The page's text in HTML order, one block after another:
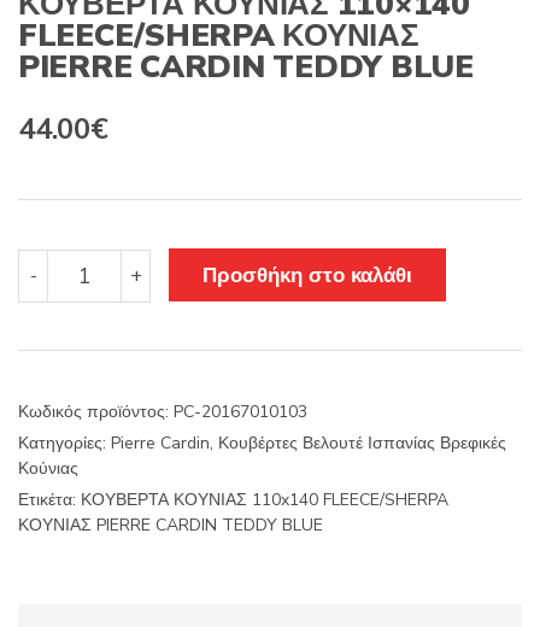
FLEECE/SHERPA ΚΟΥΝΙΑΣ
PIERRE CARDIN TEDDY BLUE
44.00€
-
ΚΟΥΒΕΡΤΑ
ΚΟΥΝΙΑΣ
CARDIN
TEDDY
BLUE
ποσότητα
+ Προσθήκη στο καλάθι
Κωδικός προϊόντος: PC-20167010103
Κατηγορίες: Pierre Cardin, Κουβέρτες Βελουτέ Ισπανίας Βρεφικές
Κούνιας
Ετικέτα: ΚΟΥΒΕΡΤΑ ΚΟΥΝΙΑΣ 110x140 FLEECE/SHERPA
ΚΟΥΝΙΑΣ PIERRE CARDIN TEDDY BLUE